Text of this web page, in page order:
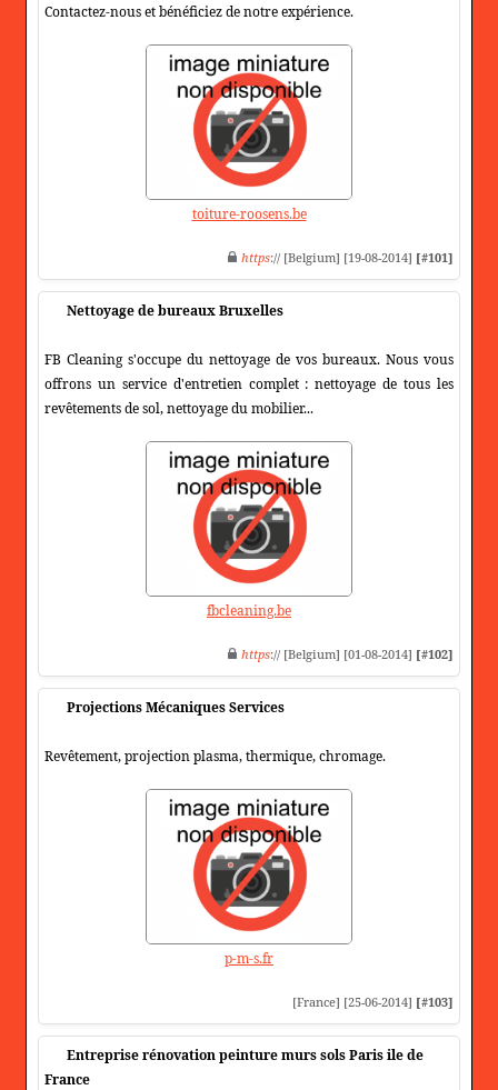
Contactez-nous et bénéficiez de notre expérience.
toiture-roosens.be
https:// [Belgium] [19-08-2014] [#101]
Nettoyage de bureaux Bruxelles
FB Cleaning s'occupe du nettoyage de vos bureaux. Nous vous
offrons un service d'entretien complet : nettoyage de tous les
revêtements de sol, nettoyage du mobilier...
fbcleaning.be
https:// [Belgium] [01-08-2014] [#102]
Projections Mécaniques Services
Revêtement, projection plasma, thermique, chromage.
p-m-s.fr
[France] [25-06-2014] [#103]
Entreprise rénovation peinture murs sols Paris ile de
France